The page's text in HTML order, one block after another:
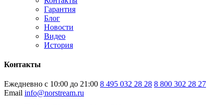
Гарантия
Блог
Новости
Видео
История
Контакты
Ежедневно с 10:00 до 21:00 8 495 032 28 28 8 800 302 28 27
Email info@norstream.ru